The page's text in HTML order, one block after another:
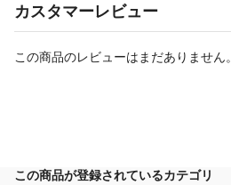
カスタマーレビュー
この商品のレビューはまだありません。
この商品が登録されているカテゴリ